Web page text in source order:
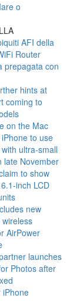
o
AFI della
Router
prepagata con
hints at
coming to
on the Mac
to use
with ultra-small
late November
to show
inch LCD
new
AirPower
launches
Photos after
iPhone